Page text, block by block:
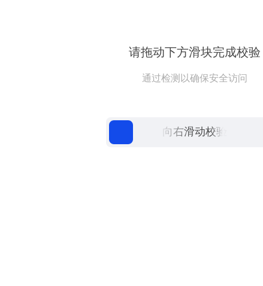
请拖动下方滑块完成校验
通过检测以确保安全访问